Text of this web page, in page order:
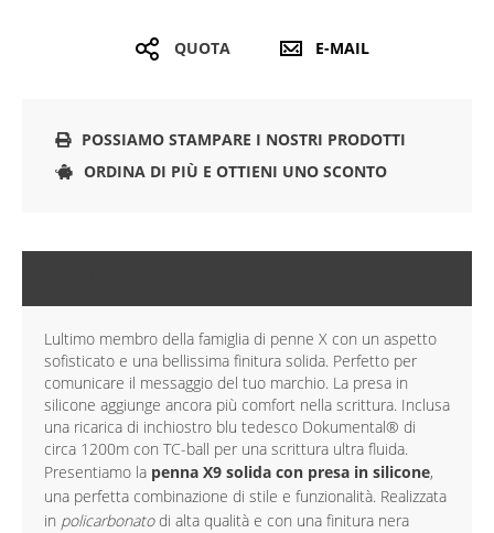
QUOTA E-MAIL
POSSIAMO STAMPARE I NOSTRI PRODOTTI
ORDINA DI PIÙ E OTTIENI UNO SCONTO
Lultimo membro della famiglia di penne X con un aspetto
sofisticato e una bellissima finitura solida. Perfetto per
comunicare il messaggio del tuo marchio. La presa in
silicone aggiunge ancora più comfort nella scrittura. Inclusa
una ricarica di inchiostro blu tedesco Dokumental® di
circa 1200m con TC-ball per una scrittura ultra fluida.
Presentiamo la penna X9 solida con presa in silicone,
una perfetta combinazione di stile e funzionalità. Realizzata
in policarbonatodi alta qualità e con una finitura nera